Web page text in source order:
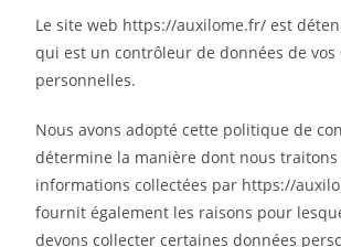
Le site web https://auxilome.fr/ est
qui est un contrôleur de données de vos
personnelles.
Nous avons adopté cette politique de
détermine la manière dont nous traitons
informations collectées par https://
fournit également les raisons pour
devons collecter certaines données